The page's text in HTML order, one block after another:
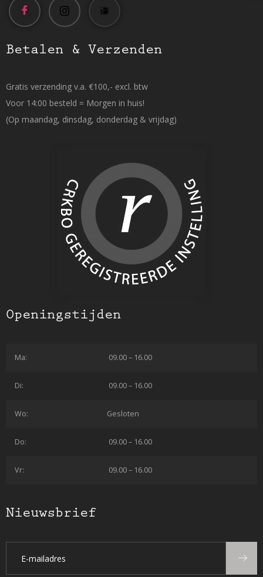
Betalen & Verzenden
Gratis verzending v.a. €100,- excl. btw
Voor 14:00 besteld = Morgen in huis!
(Op maandag, dinsdag, donderdag & vrijdag)
Openingstijden
Ma: 09.00 – 16.00
Di: 09.00 – 16.00
Wo: Gesloten
Do: 09.00 – 16.00
Vr: 09.00 – 16.00
Nieuwsbrief